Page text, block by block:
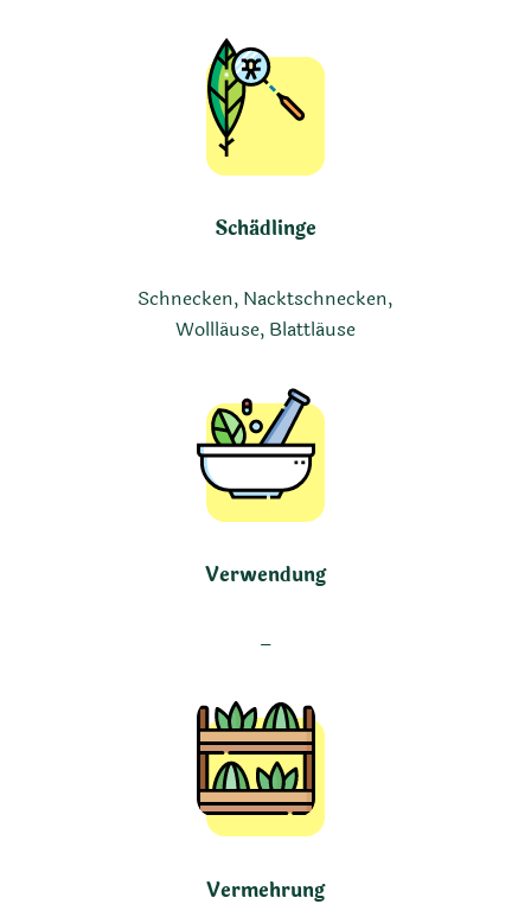
Schädlinge
Schnecken, Nacktschnecken,
Wollläuse, Blattläuse
Verwendung
–
Vermehrung